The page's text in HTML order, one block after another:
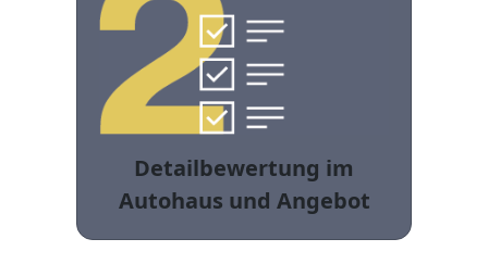
Detailbewertung im
Autohaus und Angebot